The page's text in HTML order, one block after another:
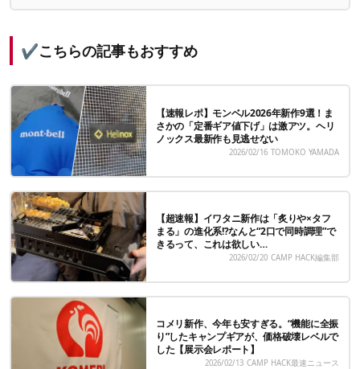
✔️こちらの記事もおすすめ
【速報レポ】モンベル2026年新作9選！ま
さかの「定番ギア値下げ」は激アツ。ヘリ
ノックス最新作も見逃せない
2026/02/16 TOMOKO YAMADA
【超速報】イワタニ新作は「炙りや×タフ
まる」の進化系!?なんと“2口で同時調理”で
きるって、これは欲しい…
2026/02/20 CAMP HACK編集部
コメリ新作、今年も安すぎる。“機能に全振
り”したキャンプギアが、価格破壊レベルで
した【展示会レポート】
2026/02/13 CAMP HACK最速ニュース